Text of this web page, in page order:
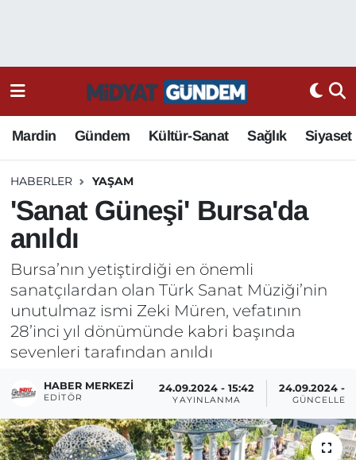
Mardin Gündem Kültür-Sanat Sağlık Siyaset
HABERLER YAŞAM
'Sanat Güneşi' Bursa'da
anıldı
Bursa’nın yetiştirdiği en önemli
sanatçılardan olan Türk Sanat Müziği’nin
unutulmaz ismi Zeki Müren, vefatının
28’inci yıl dönümünde kabri başında
sevenleri tarafından anıldı
HABER MERKEZI
EDITÖR
24.09.2024 - 15:42
YAYINLANMA
24.09.2024 -